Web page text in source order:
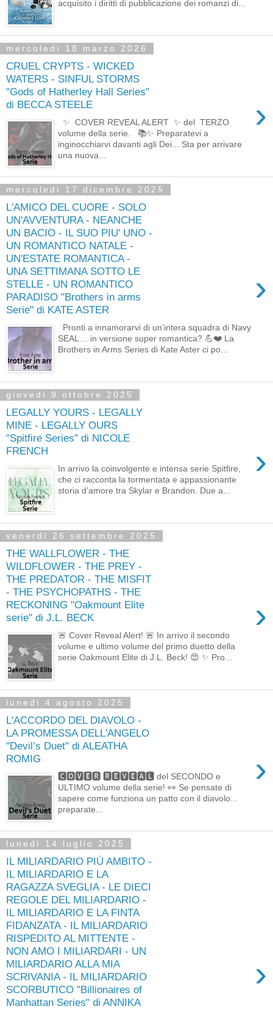
acquisito i diritti di pubblicazione dei romanzi di...
mercoledì 18 marzo 2026
CRUEL CRYPTS - WICKED
WATERS - SINFUL STORMS
"Gods of Hatherley Hall Series"
di BECCA STEELE
›
✨ COVER REVEAL ALERT ✨ del TERZO
volume della serie. 📚✨ Preparatevi a
inginocchiarvi davanti agli Dei... Sta per arrivare
una nuova...
mercoledì 17 dicembre 2025
L'AMICO DEL CUORE - SOLO
UN'AVVENTURA - NEANCHE
UN BACIO - IL SUO PIU' UNO -
UN ROMANTICO NATALE -
UN'ESTATE ROMANTICA -
UNA SETTIMANA SOTTO LE
STELLE - UN ROMANTICO
PARADISO "Brothers in arms
Serie" di KATE ASTER
›
Pronti a innamorarvi di un’intera squadra di Navy
SEAL… in versione super romantica? 💪❤️ La
Brothers in Arms Series di Kate Aster ci po...
giovedì 9 ottobre 2025
LEGALLY YOURS - LEGALLY
MINE - LEGALLY OURS
"Spitfire Series" di NICOLE
FRENCH
›
In arrivo la coinvolgente e intensa serie Spitfire,
che ci racconta la tormentata e appassionante
storia d’amore tra Skylar e Brandon. Due a...
venerdì 26 settembre 2025
THE WALLFLOWER - THE
WILDFLOWER - THE PREY -
THE PREDATOR - THE MISFIT
- THE PSYCHOPATHS - THE
RECKONING "Oakmount Elite
serie" di J.L. BECK
›
🚨 Cover Reveal Alert! 🚨 In arrivo il secondo
volume e ultimo volume del primo duetto della
serie Oakmount Elite di J.L. Beck! 😍 ✨ Pro...
lunedì 4 agosto 2025
L'ACCORDO DEL DIAVOLO -
LA PROMESSA DELL'ANGELO
"Devil’s Duet" di ALEATHA
ROMIG
›
🅲🅾🆅🅴🆁 🆁🅴🆅🅴🅰🅻 del SECONDO e
ULTIMO volume della serie! 👀 Se pensate di
sapere come funziona un patto con il diavolo...
preparate...
lunedì 14 luglio 2025
IL MILIARDARIO PIÙ AMBITO -
IL MILIARDARIO E LA
RAGAZZA SVEGLIA - LE DIECI
REGOLE DEL MILIARDARIO -
IL MILIARDARIO E LA FINTA
FIDANZATA - IL MILIARDARIO
RISPEDITO AL MITTENTE -
NON AMO I MILIARDARI - UN
MILIARDARIO ALLA MIA
SCRIVANIA - IL MILIARDARIO
SCORBUTICO "Billionaires of
Manhattan Series" di ANNIKA
›